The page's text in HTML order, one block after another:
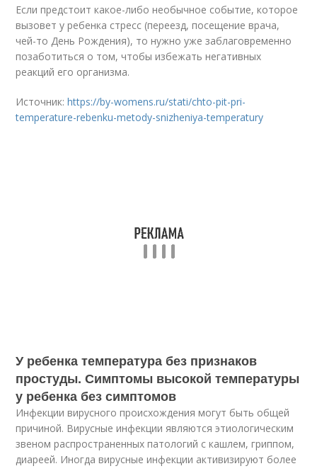
Если предстоит какое-либо необычное событие, которое
вызовет у ребенка стресс (переезд, посещение врача,
чей-то День Рождения), то нужно уже заблаговременно
позаботиться о том, чтобы избежать негативных
реакций его организма.
Источник:https://by-womens.ru/stati/chto-pit-pri-
temperature-rebenku-metody-snizheniya-temperatury
У ребенка температура без признаков
простуды. Симптомы высокой температуры
у ребенка без симптомов
Инфекции вирусного происхождения могут быть общей
причиной. Вирусные инфекции являются этиологическим
звеном распространенных патологий с кашлем, гриппом,
диареей. Иногда вирусные инфекции активизируют более